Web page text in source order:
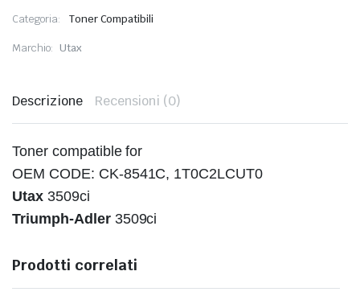
Categoria: Toner Compatibili
Marchio: Utax
Descrizione Recensioni (0)
Toner compatible for
OEM CODE: CK-8541C, 1T0C2LCUT0
Utax3509ci
Triumph‐Adler3509ci
Prodotti correlati